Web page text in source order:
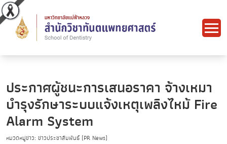
ประกาศผู้ชนะการเสนอราคา จ้างเหมา
บำรุงรักษาระบบแจ้งเหตุเพลิงไหม้ Fire
Alarm System
หมวดหมู่ข่าว: ข่าวประชาสัมพันธ์ (PR News)